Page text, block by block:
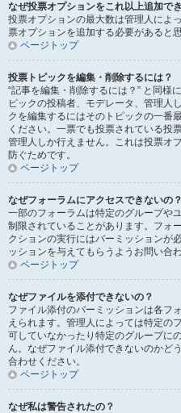
なぜ投票オプションをこれ以上追加で
投票オプションの最大数は管理人によ
票オプションを追加する必要があると
ページトップ
投票トピックを編集・削除するには？
“記事を編集・削除するには？” と同様
ピックの投稿者、モデレータ、管理人
クを編集するにはそのトピックの一番
ください。一票でも投票されている投
管理人しか行えません。これは投票オ
防ぐためです。
ページトップ
なぜフォーラムにアクセスできないの？
一部のフォーラムは特定のグループや
制限されていることがあります。フォ
クションの実行にはパーミッションが
ッションを与えてもらうようお問い合
ページトップ
なぜファイルを添付できないの？
ファイル添付のパーミッションは各フ
えられます。管理人によっては特定の
可していなかったり特定のグループに
ん。なぜファイル添付できないのかど
合わせください。
ページトップ
なぜ私は警告されたの？